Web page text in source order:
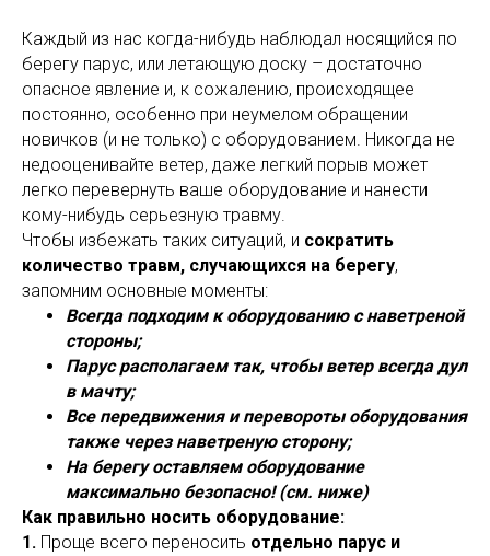
Каждый из нас когда-нибудь наблюдал носящийся по
берегу парус, или летающую доску – достаточно
опасное явление и, к сожалению, происходящее
постоянно, особенно при неумелом обращении
новичков (и не только) с оборудованием. Никогда не
недооценивайте ветер, даже легкий порыв может
легко перевернуть ваше оборудование и нанести
кому-нибудь серьезную травму.
Чтобы избежать таких ситуаций, и сократить
количество травм, случающихся на берегу,
запомним основные моменты:
Всегда подходим к оборудованию с наветреной
стороны;
Парус располагаем так, чтобы ветер всегда дул
в мачту;
Все передвижения и перевороты оборудования
также через наветреную сторону;
На берегу оставляем оборудование
максимально безопасно! (см. ниже)
Как правильно носить оборудование:
1. Проще всего переносить отдельно парус и